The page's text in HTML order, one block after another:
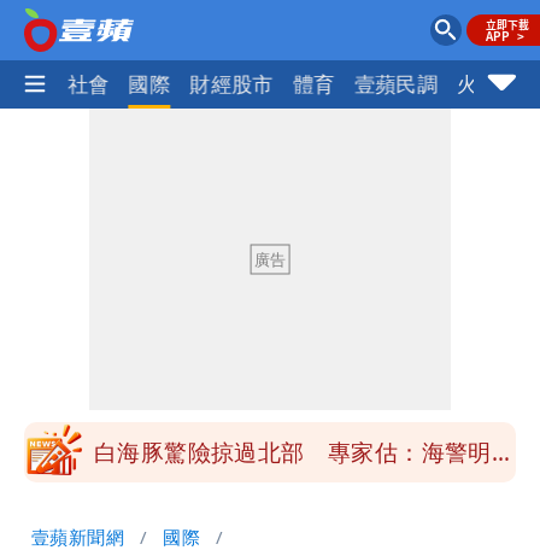
政治 社會 國際 財經股市 體育 壹蘋民調 火線話
「終於能交代」 捐500萬獎學金延續愛
白海豚颱風逼近！鄭明典示警「恐遇黑潮
砸重金再買一整桌卡盒
白海豚驚險掠過北部 專家估：海警明發
壹蘋新聞網 國際